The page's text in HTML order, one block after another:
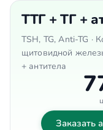
ТТГ + ТГ +
TSH, TG, Anti-TG ·
щитовидной
+ антитела
Заказать